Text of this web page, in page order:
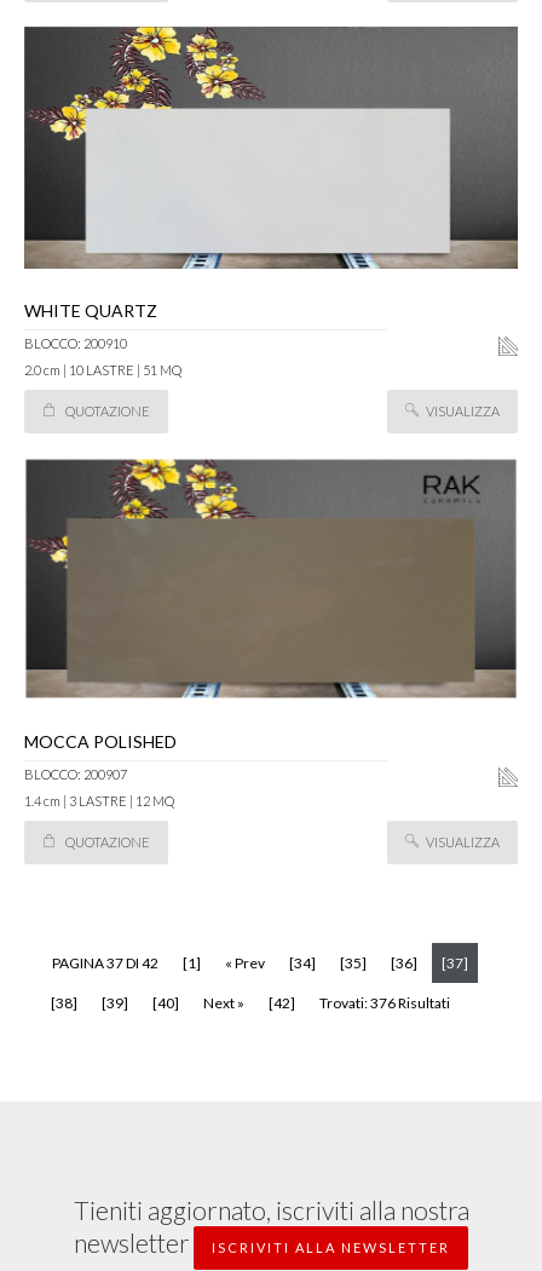
WHITE QUARTZ
BLOCCO: 200910
2.0 cm | 10 LASTRE | 51 MQ
QUOTAZIONE VISUALIZZA
MOCCA POLISHED
BLOCCO: 200907
1.4 cm | 3 LASTRE | 12 MQ
QUOTAZIONE VISUALIZZA
PAGINA 37 DI 42 [1] « Prev [34] [35] [36] [37]
[38] [39] [40] Next » [42] Trovati: 376 Risultati
Tieniti aggiornato, iscriviti alla nostra
newsletter
ISCRIVITI ALLA NEWSLETTER